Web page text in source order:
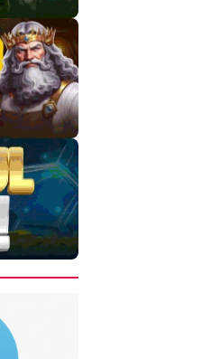
update setiap hari.